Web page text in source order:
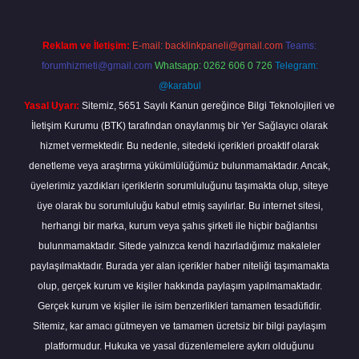
Reklam ve İletişim: E-mail: backlinkpaneli@gmail.com Teams:
forumhizmeti@gmail.com Whatsapp: 0262 606 0 726 Telegram:
@karabul
Yasal Uyarı: Sitemiz, 5651 Sayılı Kanun gereğince Bilgi Teknolojileri ve
İletişim Kurumu (BTK) tarafından onaylanmış bir Yer Sağlayıcı olarak
hizmet vermektedir. Bu nedenle, sitedeki içerikleri proaktif olarak
denetleme veya araştırma yükümlülüğümüz bulunmamaktadır. Ancak,
üyelerimiz yazdıkları içeriklerin sorumluluğunu taşımakta olup, siteye
üye olarak bu sorumluluğu kabul etmiş sayılırlar. Bu internet sitesi,
herhangi bir marka, kurum veya şahıs şirketi ile hiçbir bağlantısı
bulunmamaktadır. Sitede yalnızca kendi hazırladığımız makaleler
paylaşılmaktadır. Burada yer alan içerikler haber niteliği taşımamakta
olup, gerçek kurum ve kişiler hakkında paylaşım yapılmamaktadır.
Gerçek kurum ve kişiler ile isim benzerlikleri tamamen tesadüfidir.
Sitemiz, kar amacı gütmeyen ve tamamen ücretsiz bir bilgi paylaşım
platformudur. Hukuka ve yasal düzenlemelere aykırı olduğunu